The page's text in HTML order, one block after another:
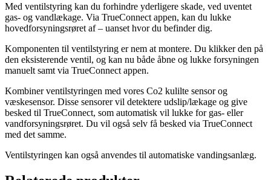
Med ventilstyring kan du forhindre yderligere skade, ved uventet
gas- og vandlækage. Via TrueConnect appen, kan du lukke
hovedforsyningsrøret af – uanset hvor du befinder dig.
Komponenten til ventilstyring er nem at montere. Du klikker den på
den eksisterende ventil, og kan nu både åbne og lukke forsyningen
manuelt samt via TrueConnect appen.
Kombiner ventilstyringen med vores Co2 kulilte sensor og
væskesensor. Disse sensorer vil detektere udslip/lækage og give
besked til TrueConnect, som automatisk vil lukke for gas- eller
vandforsyningsrøret. Du vil også selv få besked via TrueConnect
med det samme.
Ventilstyringen kan også anvendes til automatiske vandingsanlæg.